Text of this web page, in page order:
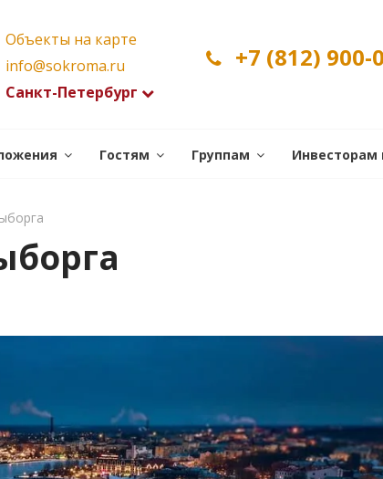
Объекты на карте
info@sokroma.ru
Санкт-Петербург
+7 (812) 900-
Гостям Группам Инвесторам